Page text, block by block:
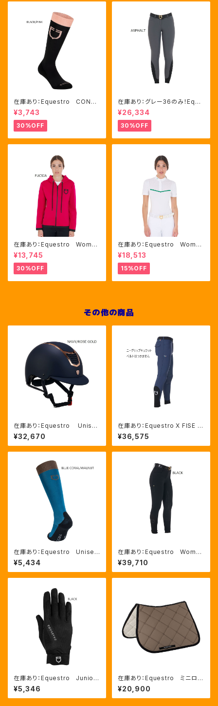
在庫あり：Equestro CONTR
ASTING LOGO ソックス 2
色（ETU00019）
¥3,743
30%OFF
在庫あり：グレー36のみ！Eque
stro Women's Aria キュロ
ット FULLグリップ（ET0675
0）
¥26,334
30%OFF
在庫あり：Equestro Wome
n's インターロックフロントジ
ップ フーディ ピンク・ブルー
2色（ETW00046）
¥13,745
30%OFF
在庫あり：Equestro Wome
n's レース風競技用シャツ
Mサイズのみ（ETW00221）
¥18,513
15%OFF
その他の商品
在庫あり：Equestro Unisex
Eclipse ポリッシュフレー
ム超軽量ヘルメット NAVY/RO
SEGOLD、Lサイズ（ETU0000
¥32,670
在庫あり：Equestro X FISE M
en’ｓ キュロット ニーグリップ 2
色（LFET06720）
¥36,575
在庫あり：Equestro Unisex
綿混 ロゴソックス（ETU00
023）
¥5,434
在庫あり：Equestro Wome
n's ハイウェスト フルグリッ
プ キュロットBLACK、36（ET
W00128）
¥39,710
在庫あり：Equestro Junior
ユニセックス グローブ2色
（ETK00003）
¥5,346
在庫あり：Equestro ミニロ
ゴ 障害用馬術ゼッケン（ETH0
9015）
¥20,900